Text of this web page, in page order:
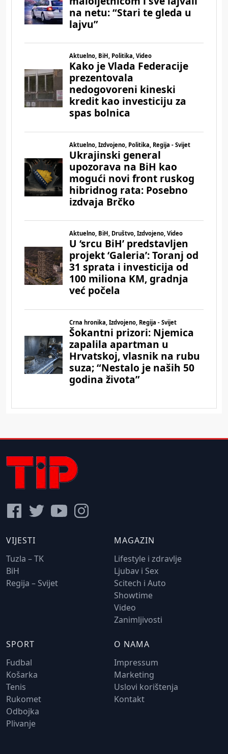
VIJESTI
Tuzla – TK
BiH
Regija – Svijet
MAGAZIN
Lifestyle i zdravlje
Ljubav i Sex
Scitech i Auto
Showtime
Video
Zanimljivosti
SPORT
Fudbal
Košarka
Tenis
Rukomet
Odbojka
Plivanje
O NAMA
Impressum
Marketing
Uslovi korištenja
Kontakt